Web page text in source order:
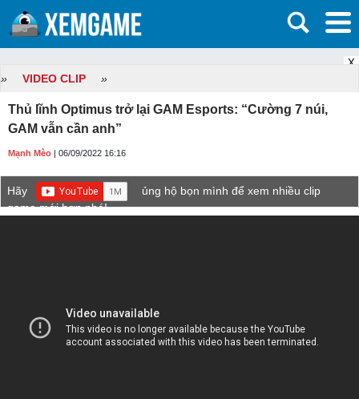
X
» VIDEO CLIP »
Thủ lĩnh Optimus trở lại GAM Esports: “Cường 7 núi,
GAM vẫn cần anh”
Mạnh Mèo | 06/09/2022 16:16
Hãy
ủng hộ bọn mình để xem nhiều clip
game mới hơn nhé!